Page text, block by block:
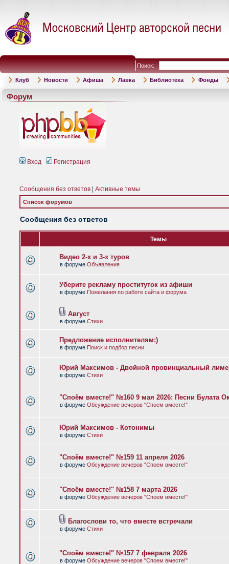
Поиск:
Клуб Новости Афиша Лавка Библиотека Фонды
Форум
Вход Регистрация
Сообщения без ответов Активные темы
Список форумов
Сообщения без ответов
Темы
Видео 2-х и 3-х туров
в форуме Объявления
Уберите рекламу проституток из афиши
в форуме Пожелания по работе сайта и форума
Август
в форуме Стихи
Предложение исполнителям:)
в форуме Поиск и подбор песни
Юрий Максимов - Двойной провинциальный
в форуме Стихи
"Споём вместе!" №160 9 мая 2026: Песни Булата
в форуме Обсуждение вечеров "Споем вместе!"
Юрий Максимов - Котонимы
в форуме Стихи
"Споём вместе!" №159 11 апреля 2026
в форуме Обсуждение вечеров "Споем вместе!"
"Споём вместе!" №158 7 марта 2026
в форуме Обсуждение вечеров "Споем вместе!"
Благослови то, что вместе встречали
в форуме Стихи
"Споём вместе!" №157 7 февраля 2026
в форуме Обсуждение вечеров "Споем вместе!"